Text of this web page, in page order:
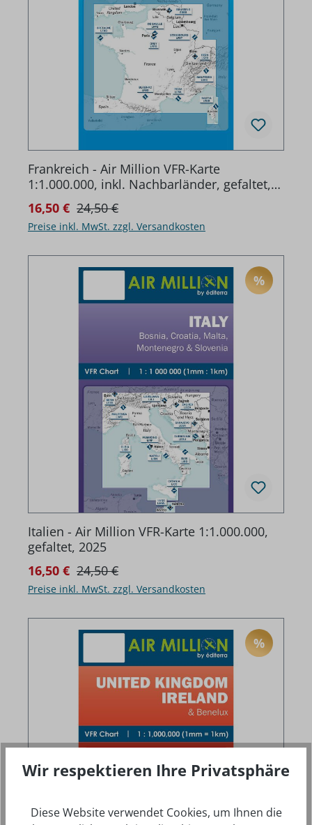
Frankreich - Air Million VFR-Karte
1:1.000.000, inkl. Nachbarländer, gefaltet,
2025
Verkaufspreis:
16,50 € Regulärer Preis:
24,50 €
Preise inkl. MwSt. zzgl. Versandkosten
RABATT
%
Italien - Air Million VFR-Karte 1:1.000.000,
gefaltet, 2025
Verkaufspreis:
16,50 € Regulärer Preis:
24,50 €
Preise inkl. MwSt. zzgl. Versandkosten
RABATT
%
Wir respektieren Ihre Privatsphäre
Diese Website verwendet Cookies, um Ihnen die